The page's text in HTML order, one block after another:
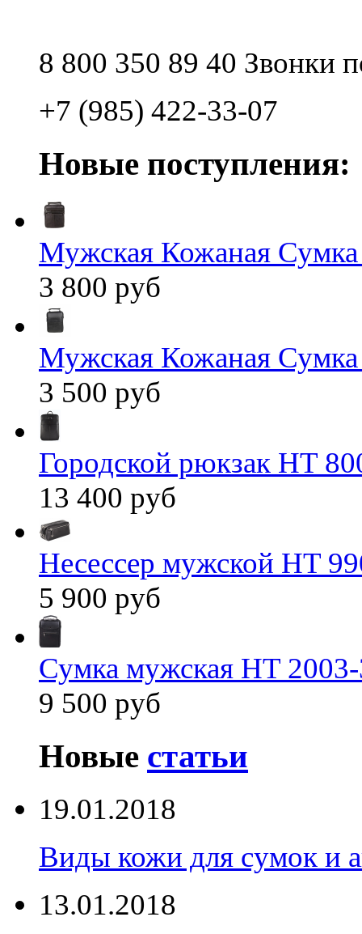
8 800 350 89 40 Звонки
+7 (985) 422-33-07
Новые поступления:
Мужская Кожаная
3 800 руб
Мужская Кожаная
3 500 руб
Городской рюкзак HT
13 400 руб
Несессер мужской HT
5 900 руб
Сумка мужская HT
9 500 руб
Новые статьи
19.01.2018
Виды кожи для сумок и
13.01.2018